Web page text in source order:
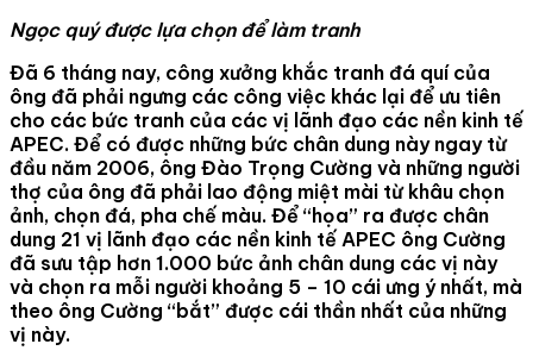
Ngọc quý được lựa chọn để làm tranh
Đã 6 tháng nay, công xưởng khắc tranh đá quí của
ông đã phải ngưng các công việc khác lại để ưu tiên
cho các bức tranh của các vị lãnh đạo các nền kinh tế
APEC. Để có được những bức chân dung này ngay từ
đầu năm 2006, ông Đào Trọng Cường và những người
thợ của ông đã phải lao động miệt mài từ khâu chọn
ảnh, chọn đá, pha chế màu. Để “họa” ra được chân
dung 21 vị lãnh đạo các nền kinh tế APEC ông Cường
đã sưu tập hơn 1.000 bức ảnh chân dung các vị này
và chọn ra mỗi người khoảng 5 – 10 cái ưng ý nhất, mà
theo ông Cường “bắt” được cái thần nhất của những
vị này.